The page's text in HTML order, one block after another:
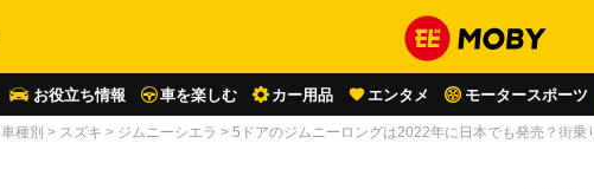
お役立ち情報 車を楽しむ カー用品 エンタメ モータースポーツ
種別 > スズキ > ジムニーシエラ > 5ドアのジムニーロングは2022年に日本でも発売？街乗